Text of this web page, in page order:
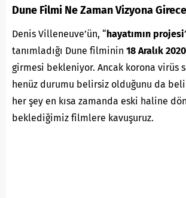
Dune Filmi Ne Zaman Vizyona
Denis Villeneuve’ün, “hayatımın projesi
tanımladığı Dune filminin 18 Aralık 2020
girmesi bekleniyor. Ancak korona virüs
henüz durumu belirsiz olduğunu da
her şey en kısa zamanda eski haline
beklediğimiz filmlere kavuşuruz.